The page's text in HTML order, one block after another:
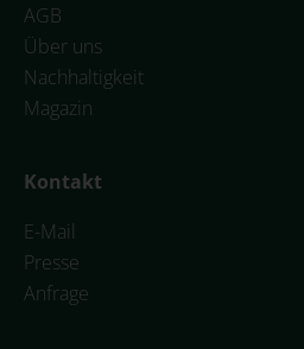
AGB
Über uns
Nachhaltigkeit
Magazin
Kontakt
E-Mail
Presse
Anfrage